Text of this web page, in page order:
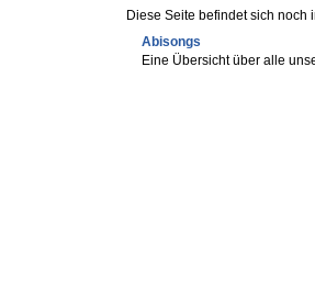
Diese Seite befindet sich noch
Abisongs
Eine Übersicht über alle